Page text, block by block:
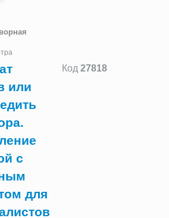
Код 27818
или
с
для